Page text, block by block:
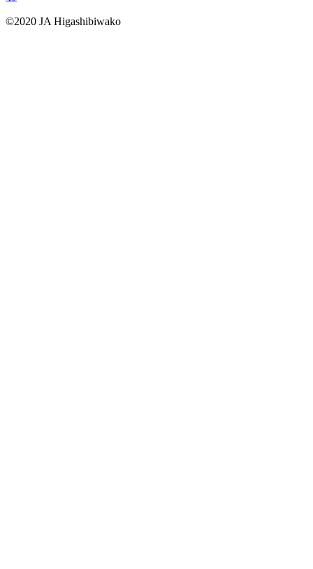
©2020 JA Higashibiwako